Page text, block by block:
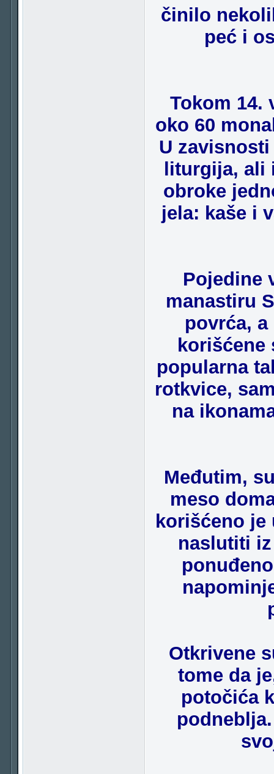
činilo
peć i
Tokom 14.
oko 60
U
liturgija,
obroke
jela: kaše i
Pojedine
manastiru
povrća,
korišćene
popularna
rotkvice,
na
Međutim,
meso
korišćeno
naslutiti
Otkrivene
tome da
potočića